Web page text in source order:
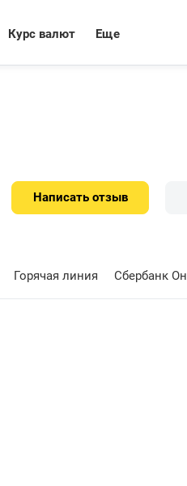
Курс валют Еще
Написать отзыв
Горячая линия Сбербанк